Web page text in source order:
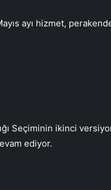
ayı hizmet,
Seçiminin ikinci
ediyor.